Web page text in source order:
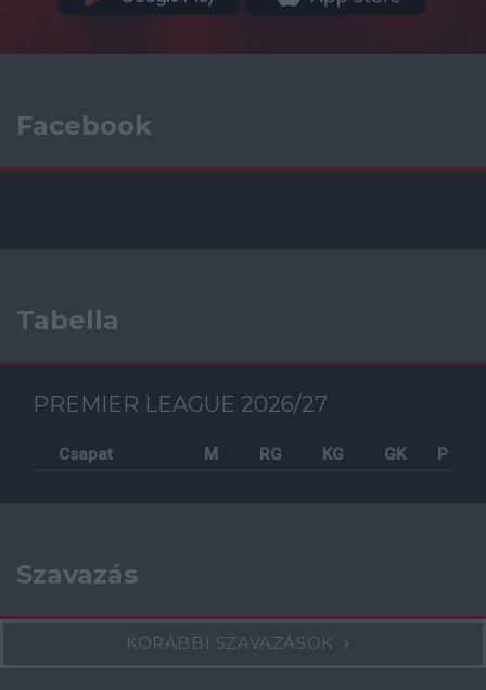
Facebook
Tabella
PREMIER LEAGUE 2026/27
Csapat M RG KG GK P
Szavazás
KORÁBBI SZAVAZÁSOK